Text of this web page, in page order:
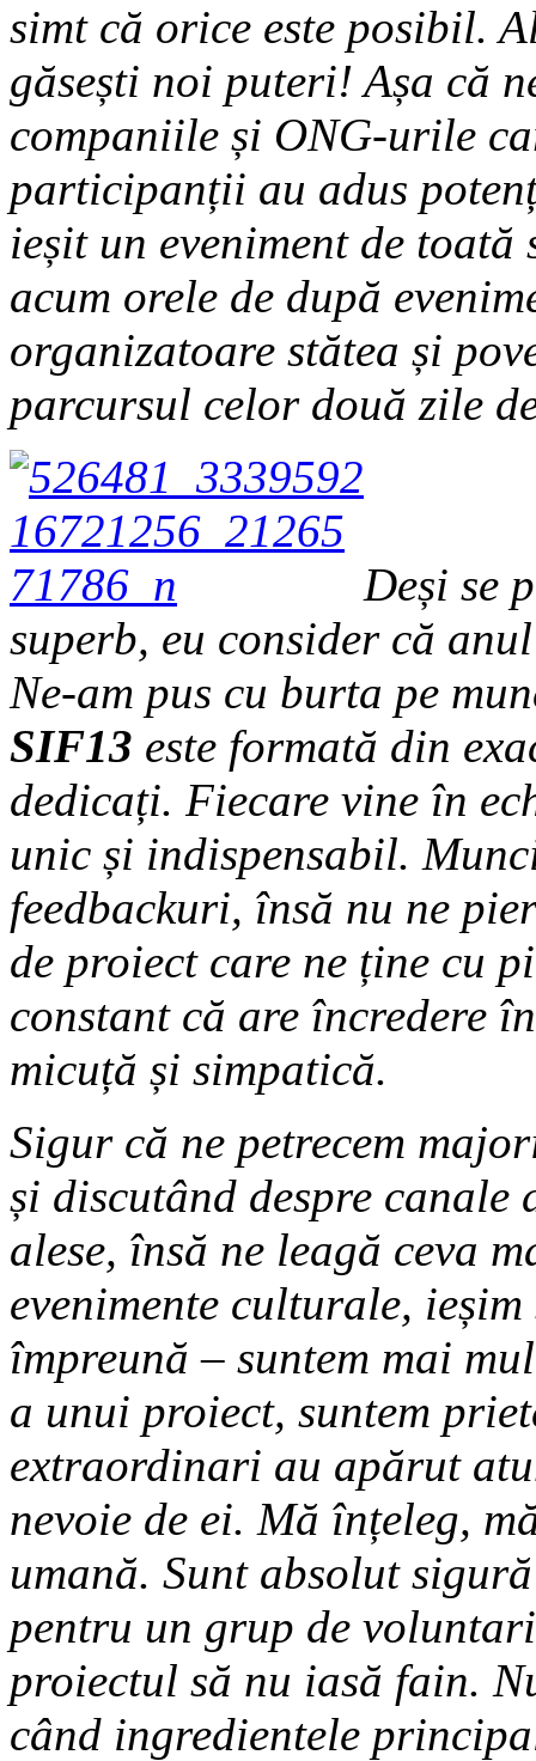
simt că orice este posibil.
găsești noi puteri! Așa că
companiile și ONG-urile
participanții au adus
ieșit un eveniment de
acum orele de după
organizatoare stătea și
parcursul celor două zile
Deși se
superb, eu consider că
Ne-am pus cu burta pe
SIF13 este formată din
dedicați. Fiecare vine în
unic și indispensabil.
feedbackuri, însă nu ne
de proiect care ne ține cu
constant că are încredere
micuță și simpatică.
Sigur că ne petrecem
și discutând despre canale
alese, însă ne leagă ceva
evenimente culturale,
împreună – suntem mai
a unui proiect, suntem
extraordinari au apărut
nevoie de ei. Mă înțeleg,
umană. Sunt absolut
pentru un grup de
proiectul să nu iasă fain.
când ingredientele